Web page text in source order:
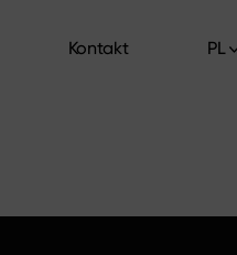
Kontakt
PL